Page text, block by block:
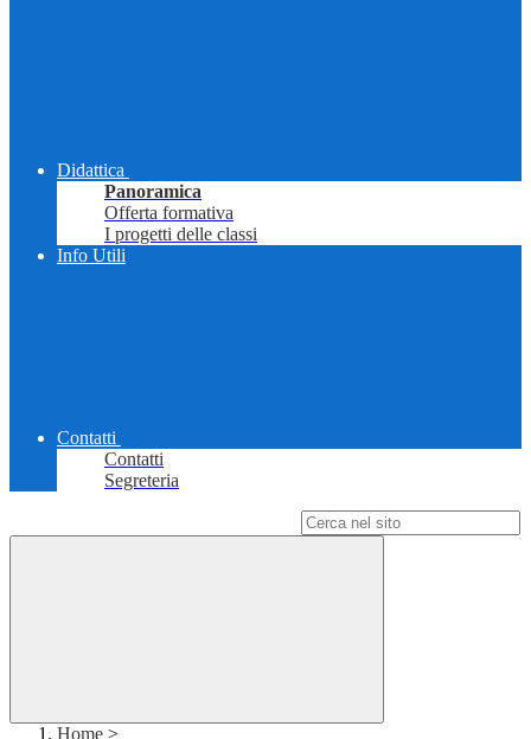
Didattica
Panoramica
Offerta formativa
I progetti delle classi
Info Utili
Contatti
Contatti
Segreteria
Home >